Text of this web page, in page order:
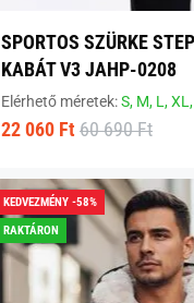
SPORTOS SZÜRKE
KABÁT V3 JAHP-0208
Elérhető méretek:S, M, L,XL,
22 060 Ft 60 690 Ft
KEDVEZMÉNY -58%
RAKTÁRON